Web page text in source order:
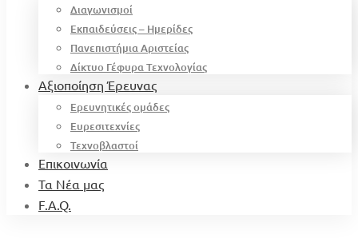
Διαγωνισμοί
Εκπαιδεύσεις – Ημερίδες
Πανεπιστήμια Αριστείας
Δίκτυο Γέφυρα Τεχνολογίας
Αξιοποίηση Έρευνας
Ερευνητικές ομάδες
Ευρεσιτεχνίες
Τεχνοβλαστοί
Επικοινωνία
Τα Νέα μας
F.A.Q.